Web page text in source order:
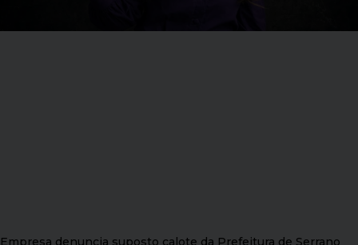
Empresa denuncia suposto calote da Prefeitura de Serrano